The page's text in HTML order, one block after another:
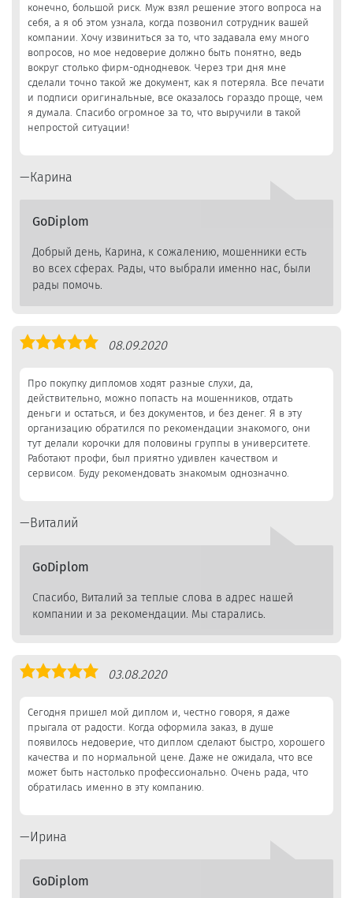
конечно, большой риск. Муж взял решение этого вопроса на
себя, а я об этом узнала, когда позвонил сотрудник вашей
компании. Хочу извиниться за то, что задавала ему много
вопросов, но мое недоверие должно быть понятно, ведь
вокруг столько фирм-однодневок. Через три дня мне
сделали точно такой же документ, как я потеряла. Все печати
и подписи оригинальные, все оказалось гораздо проще, чем
я думала. Спасибо огромное за то, что выручили в такой
непростой ситуации!
Карина
GoDiplom
Добрый день, Карина, к сожалению, мошенники есть
во всех сферах. Рады, что выбрали именно нас, были
рады помочь.
Оценка
08.09.2020
Про покупку дипломов ходят разные слухи, да,
действительно, можно попасть на мошенников, отдать
деньги и остаться, и без документов, и без денег. Я в эту
организацию обратился по рекомендации знакомого, они
тут делали корочки для половины группы в университете.
Работают профи, был приятно удивлен качеством и
сервисом. Буду рекомендовать знакомым однозначно.
Виталий
GoDiplom
Спасибо, Виталий за теплые слова в адрес нашей
компании и за рекомендации. Мы старались.
Оценка
03.08.2020
Сегодня пришел мой диплом и, честно говоря, я даже
прыгала от радости. Когда оформила заказ, в душе
появилось недоверие, что диплом сделают быстро, хорошего
качества и по нормальной цене. Даже не ожидала, что все
может быть настолько профессионально. Очень рада, что
обратилась именно в эту компанию.
Ирина
GoDiplom